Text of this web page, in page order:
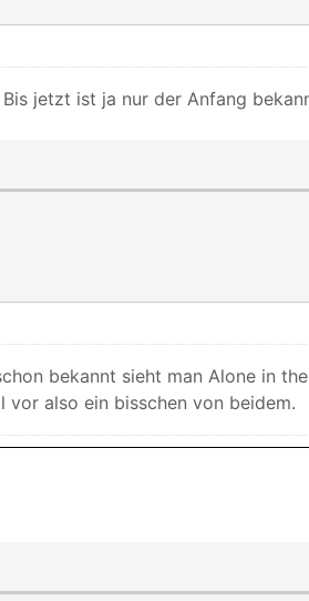
jetzt ist ja nur der Anfang
bekannt sieht man Alone in
also ein bisschen von beidem.